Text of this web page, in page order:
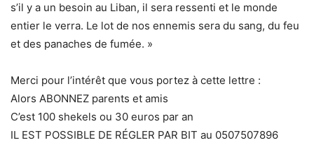
s’il y a un besoin au Liban, il sera ressenti et le monde
entier le verra. Le lot de nos ennemis sera du sang, du feu
et des panaches de fumée. »
Merci pour l’intérêt que vous portez à cette lettre :
Alors ABONNEZ parents et amis
C’est 100 shekels ou 30 euros par an
IL EST POSSIBLE DE RÉGLER PAR BIT au 0507507896